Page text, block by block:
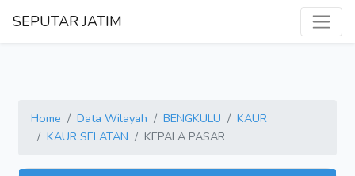
SEPUTAR JATIM
Home Data Wilayah BENGKULU
KAUR
KAUR SELATAN
KEPALA PASAR